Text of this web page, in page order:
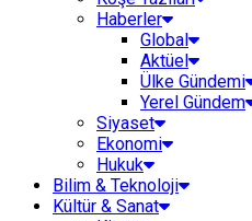
Haberler
Global
Aktüel
Ülke Gündemi
Yerel Gündem
Siyaset
Ekonomi
Hukuk
Bilim & Teknoloji
Kültür & Sanat